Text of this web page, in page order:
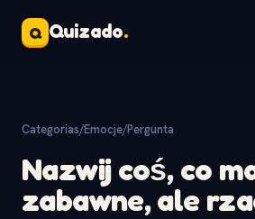
Q Quizado.
Categorias/Emocje/Pergunta
Nazwij coś, co
zabawne, ale